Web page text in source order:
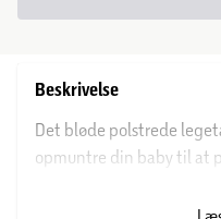
Beskrivelse
Det bløde polstrede
opmuntre din baby til at
hjælpe børn med at